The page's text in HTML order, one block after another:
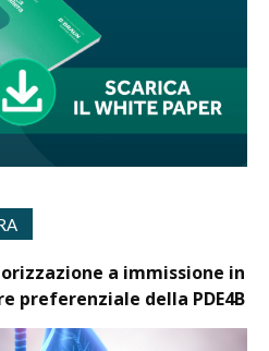
a immissione in
preferenziale della PDE4B